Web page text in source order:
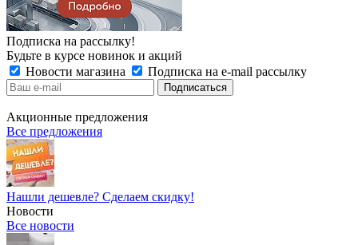
Подписка на рассылку!
Будьте в курсе новинок и акций
Новости магазина
Подписка на e-mail рассылку
Акционные предложения
Все предложения
Нашли дешевле? Сделаем скидку!
Новости
Все новости